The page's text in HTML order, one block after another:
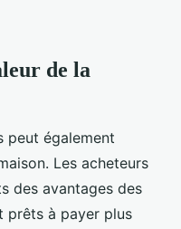
de la
peut également
Les acheteurs
des avantages des
prêts à payer plus